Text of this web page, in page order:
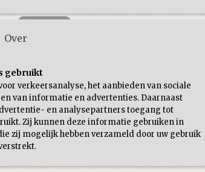
Over
gebruikt
verkeersanalyse, het aanbieden van sociale
van informatie en advertenties. Daarnaast
en analysepartners toegang tot
Zij kunnen deze informatie gebruiken in
zij mogelijk hebben verzameld door uw gebruik